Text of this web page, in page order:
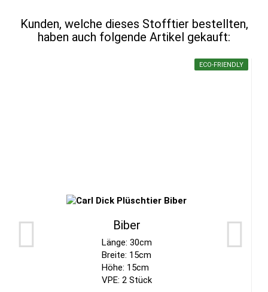
Kunden, welche dieses Stofftier bestellten,
haben auch folgende Artikel gekauft:
ECO-FRIENDLY
Biber
Länge: 30cm
Breite: 15cm
Höhe: 15cm
VPE: 2 Stück